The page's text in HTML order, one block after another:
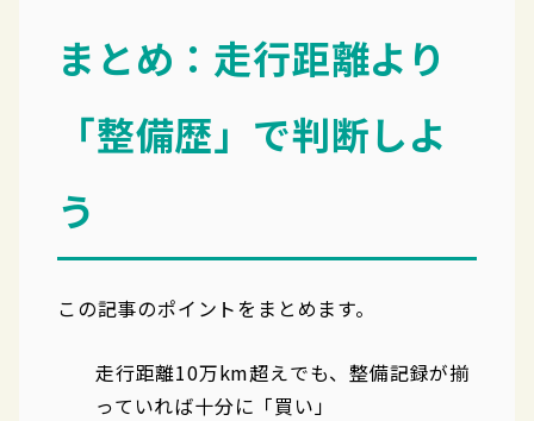
まとめ：走行距離より
「整備歴」で判断しよ
う
この記事のポイントをまとめます。
走行距離10万km超えでも、整備記録が揃
っていれば十分に「買い」